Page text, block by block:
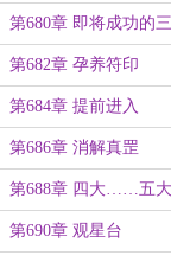
第680章 即将成功的
第682章 孕养符印
第684章 提前进入
第686章 消解真罡
第688章 四大……五
手
第690章 观星台